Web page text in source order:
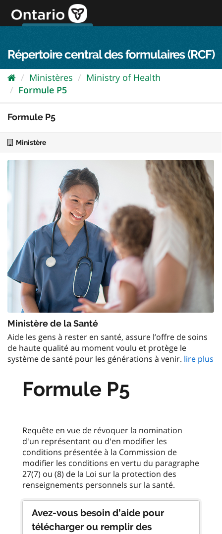
directement
au
Répertoire central des formulaires (RCF)
Ministères
Ministry of Health
Formule P5
Formule P5
Ministère
Ministère de la Santé
Aide les gens à rester en santé, assure l’offre de soins
de haute qualité au moment voulu et protège le
système de santé pour les générations à venir. lire plus
Formule P5
Requête en vue de révoquer la nomination
d'un représentant ou d'en modifier les
conditions présentée à la Commission de
modifier les conditions en vertu du paragraphe
27(7) ou (8) de la Loi sur la protection des
Avez-vous besoin d’aide pour
télécharger ou remplir des